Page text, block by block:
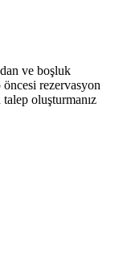
ve boşluk
rezervasyon
oluşturmanız